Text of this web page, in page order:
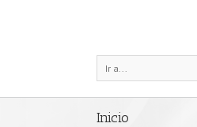
Ir a...
Inicio